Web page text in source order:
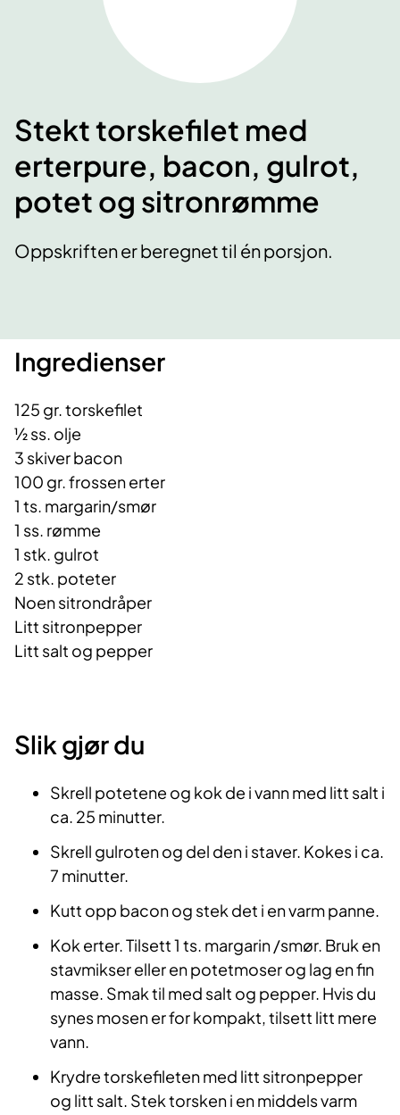
Stekt torskefilet med
erterpure, bacon, gulrot,
potet og sitronrømme
Oppskriften er beregnet til én porsjon.
Ingredienser
125 gr. torskefilet
½ ss. olje
3 skiver bacon
100 gr. frossen erter
1 ts. margarin/smør
1 ss. rømme
1 stk. gulrot
2 stk. poteter
Noen sitrondråper
Litt sitronpepper
Litt salt og pepper
Slik gjør du
Skrell potetene og kok de i vann med litt salt i
ca. 25 minutter.
Skrell gulroten og del den i staver. Kokes i ca.
7 minutter.
Kutt opp bacon og stek det i en varm panne.
Kok erter. Tilsett 1 ts. margarin /smør. Bruk en
stavmikser eller en potetmoser og lag en fin
masse. Smak til med salt og pepper. Hvis du
synes mosen er for kompakt, tilsett litt mere
vann.
Krydre torskefileten med litt sitronpepper
og litt salt. Stek torsken i en middels varm